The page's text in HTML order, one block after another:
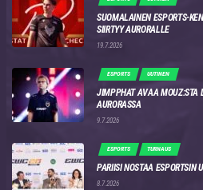
SUOMALAINEN ESPORTS-
SIIRTYY AURORALLE
19.7.2026
ESPORTS UUTINEN
JIMPPHAT AVAA MOUZ:STA
AURORASSA
9.7.2026
ESPORTS TURNAUS
PARIISI NOSTAA ESPORTSIN
8.7.2026